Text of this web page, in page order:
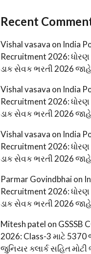
Recent
Vishal vasava on India
Recruitment 2026:
ડાક સેવક ભરતી 2026
Vishal vasava on India
Recruitment 2026:
ડાક સેવક ભરતી 2026
Vishal vasava on India
Recruitment 2026:
ડાક સેવક ભરતી 2026
Parmar Govindbhaion
Recruitment 2026:
ડાક સેવક ભરતી 2026
Mitesh patel on GSSSB
2026: Class-3 માટે
જુનિયર ક્લાર્ક સહિત